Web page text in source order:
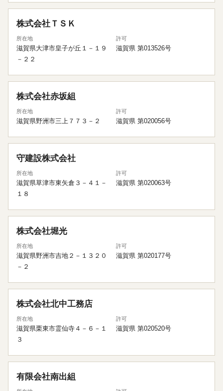
株式会社ＴＳＫ
所在地
滋賀県大津市皇子が丘１－１９
－２２
許可
滋賀県 第013526号
株式会社赤坂組
所在地
滋賀県野洲市三上７７３－２
許可
滋賀県 第020056号
守建設株式会社
所在地
滋賀県草津市東矢倉３－４１－
１８
許可
滋賀県 第020063号
株式会社堀光
所在地
滋賀県野洲市吉地２－１３２０
－２
許可
滋賀県 第020177号
株式会社北中工務店
所在地
滋賀県栗東市霊仙寺４－６－１
３
許可
滋賀県 第020520号
有限会社南出組